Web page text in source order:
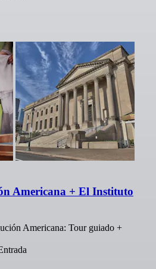
Americana + El Instituto
Americana: Tour guiado +